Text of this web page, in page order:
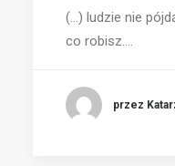
(...) ludzie nie
co robisz.…
przez